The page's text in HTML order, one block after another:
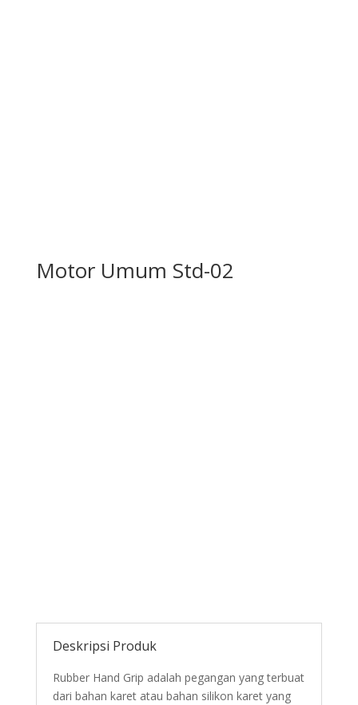
Motor Umum Std-02
Deskripsi Produk
Rubber Hand Grip adalah pegangan yang terbuat
dari bahan karet atau bahan silikon karet yang